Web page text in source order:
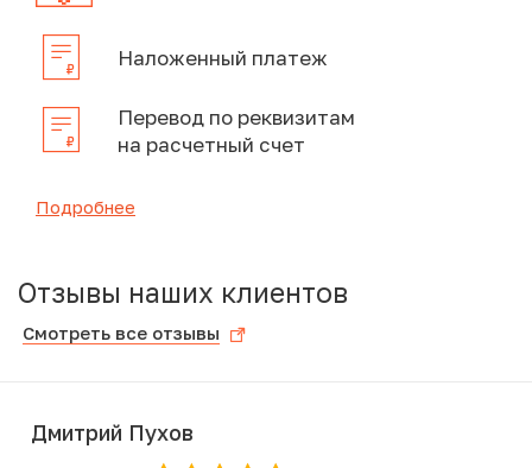
Наложенный платеж
Перевод по реквизитам
на расчетный счет
Подробнее
Отзывы наших клиентов
Смотреть все отзывы
Дмитрий Пухов